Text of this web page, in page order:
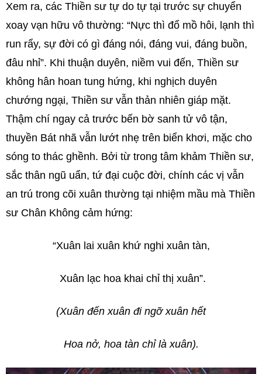
Xem ra, các Thiền sư tự do tự tại trước sự chuyển
xoay vạn hữu vô thường: “Nực thì đổ mồ hôi, lạnh thì
run rẩy, sự đời có gì đáng nói, đáng vui, đáng buồn,
đâu nhỉ”. Khi thuận duyên, niềm vui đến, Thiền sư
không hân hoan tung hứng, khi nghịch duyên
chướng ngại, Thiền sư vẫn thản nhiên giáp mặt.
Thậm chí ngay cả trước bến bờ sanh tử vô tận,
thuyền Bát nhã vẫn lướt nhẹ trên biển khơi, mặc cho
sóng to thác ghềnh. Bởi từ trong tâm khảm Thiền sư,
sắc thân ngũ uẩn, tứ đại cuộc đời, chính các vị vẫn
an trú trong cõi xuân thường tại nhiệm mầu mà Thiền
sư Chân Không cảm hứng:
“Xuân lai xuân khứ nghi xuân tàn,
Xuân lạc hoa khai chỉ thị xuân”.
(Xuân đến xuân đi ngỡ xuân hết
Hoa nở, hoa tàn chỉ là xuân).